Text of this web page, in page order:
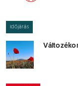
Időjárás